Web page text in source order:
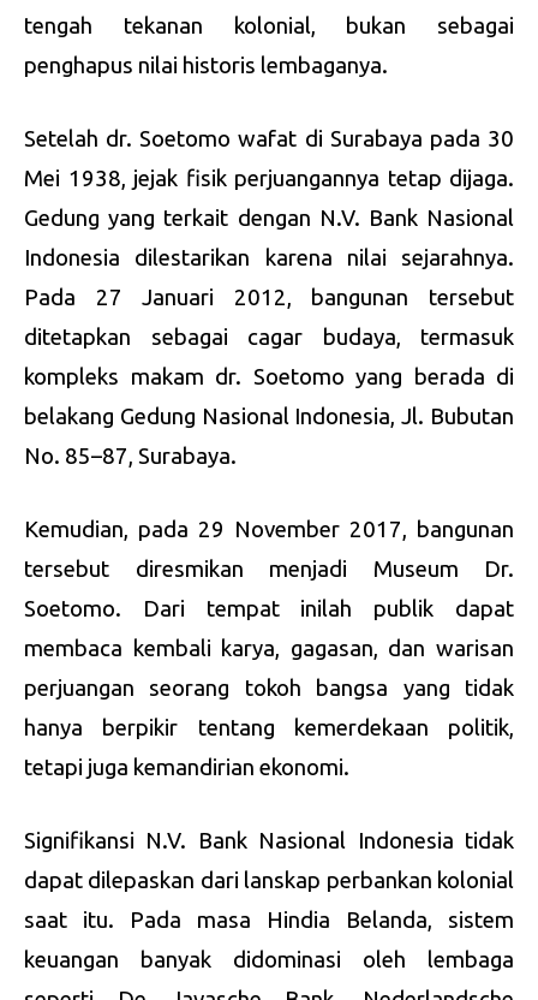
tengah tekanan kolonial, bukan sebagai
penghapus nilai historis lembaganya.
Setelah dr. Soetomo wafat di Surabaya pada 30
Mei 1938, jejak fisik perjuangannya tetap dijaga.
Gedung yang terkait dengan N.V. Bank Nasional
Indonesia dilestarikan karena nilai sejarahnya.
Pada 27 Januari 2012, bangunan tersebut
ditetapkan sebagai cagar budaya, termasuk
kompleks makam dr. Soetomo yang berada di
belakang Gedung Nasional Indonesia, Jl. Bubutan
No. 85–87, Surabaya.
Kemudian, pada 29 November 2017, bangunan
tersebut diresmikan menjadi Museum Dr.
Soetomo. Dari tempat inilah publik dapat
membaca kembali karya, gagasan, dan warisan
perjuangan seorang tokoh bangsa yang tidak
hanya berpikir tentang kemerdekaan politik,
tetapi juga kemandirian ekonomi.
Signifikansi N.V. Bank Nasional Indonesia tidak
dapat dilepaskan dari lanskap perbankan kolonial
saat itu. Pada masa Hindia Belanda, sistem
keuangan banyak didominasi oleh lembaga